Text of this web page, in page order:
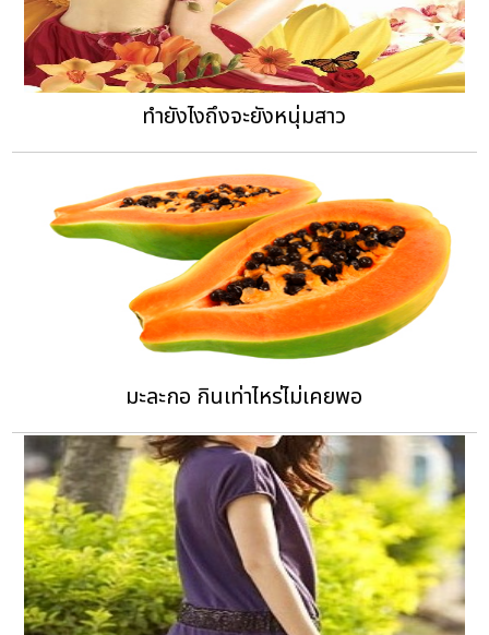
ทำยังไงถึงจะยังหนุ่มสาว
มะละกอ กินเท่าไหร่ไม่เคยพอ